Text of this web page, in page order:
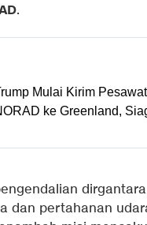
.
Mulai Kirim
ke Greenland,
dan pertahanan